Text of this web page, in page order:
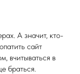
А значит, кто-
сайт
вчитываться в
браться.